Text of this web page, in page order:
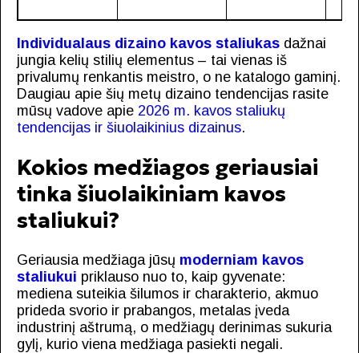
Individualaus dizaino kavos staliukas dažnai
jungia kelių stilių elementus – tai vienas iš
privalumų renkantis meistro, o ne katalogo gaminį.
Daugiau apie šių metų dizaino tendencijas rasite
mūsų vadove apie 2026 m. kavos staliukų
tendencijas ir šiuolaikinius dizainus.
Kokios medžiagos geriausiai
tinka šiuolaikiniam kavos
staliukui?
Geriausia medžiaga jūsų moderniam kavos
staliukui priklauso nuo to, kaip gyvenate:
mediena suteikia šilumos ir charakterio, akmuo
prideda svorio ir prabangos, metalas įveda
industrinį aštrumą, o medžiagų derinimas sukuria
gylį, kurio viena medžiaga pasiekti negali.